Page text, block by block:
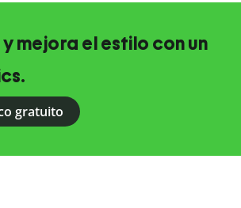
mejora el estilo con un
gratuito